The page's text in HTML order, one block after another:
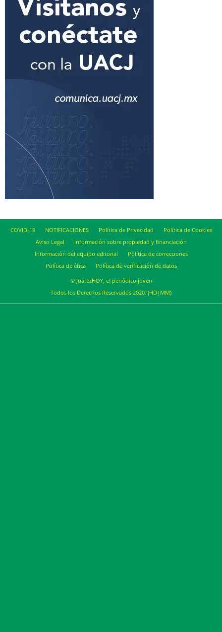
COVID-19 NOTIFICACIONES Política de Privacidad
Política de Cookies
Aviso Legal
Información sobre propiedad y financiación
Información del equipo editorial
Política de correcciones
Política de ética
Política de verificación de datos
© JuárezHOY, el periódico joven
Todos los Derechos Reservados 2020. (HD|MM)